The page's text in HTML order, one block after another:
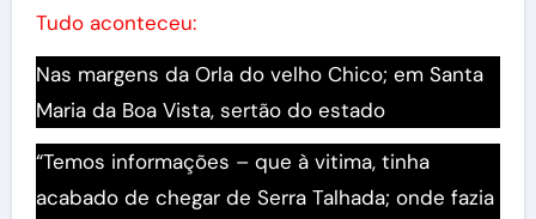
Tudo aconteceu:
Nas margens da Orla do velho Chico; em Santa
Maria da Boa Vista, sertão do estado
“Temos informações – que à vitima, tinha
acabado de chegar de Serra Talhada; onde fazia